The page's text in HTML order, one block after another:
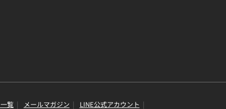
覧 メールマガジン LINE公式アカウント